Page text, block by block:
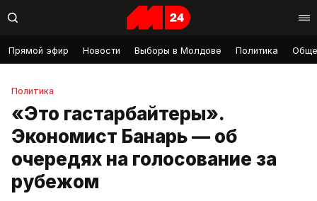
Прямой эфир Новости Выборы в Молдове Политика
Политика
«Это гастарбайтеры».
Экономист Банарь — об
очередях на голосование за
рубежом